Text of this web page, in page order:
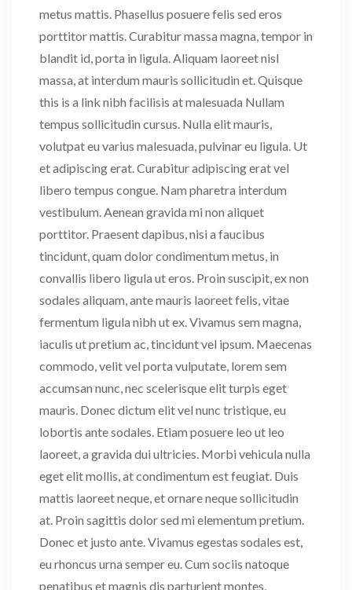
metus mattis. Phasellus posuere felis sed eros
porttitor mattis. Curabitur massa magna, tempor in
blandit id, porta in ligula. Aliquam laoreet nisl
massa, at interdum mauris sollicitudin et. Quisque
this is a link nibh facilisis at malesuada Nullam
tempus sollicitudin cursus. Nulla elit mauris,
volutpat eu varius malesuada, pulvinar eu ligula. Ut
et adipiscing erat. Curabitur adipiscing erat vel
libero tempus congue. Nam pharetra interdum
vestibulum. Aenean gravida mi non aliquet
porttitor. Praesent dapibus, nisi a faucibus
tincidunt, quam dolor condimentum metus, in
convallis libero ligula ut eros. Proin suscipit, ex non
sodales aliquam, ante mauris laoreet felis, vitae
fermentum ligula nibh ut ex. Vivamus sem magna,
iaculis ut pretium ac, tincidunt vel ipsum. Maecenas
commodo, velit vel porta vulputate, lorem sem
accumsan nunc, nec scelerisque elit turpis eget
mauris. Donec dictum elit vel nunc tristique, eu
lobortis ante sodales. Etiam posuere leo ut leo
laoreet, a gravida dui ultricies. Morbi vehicula nulla
eget elit mollis, at condimentum est feugiat. Duis
mattis laoreet neque, et ornare neque sollicitudin
at. Proin sagittis dolor sed mi elementum pretium.
Donec et justo ante. Vivamus egestas sodales est,
eu rhoncus urna semper eu. Cum sociis natoque
penatibus et magnis dis parturient montes,